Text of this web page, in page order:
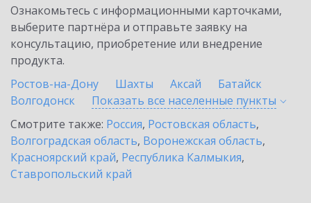
Ознакомьтесь с информационными карточками,
выберите партнёра и отправьте заявку на
консультацию, приобретение или внедрение
продукта.
Ростов-на-Дону
Шахты Аксай
Батайск
Волгодонск
Показать все населенные пункты
Смотрите также: Россия, Ростовская область,
Волгоградская область, Воронежская область,
Красноярский край, Республика Калмыкия,
Ставропольский край